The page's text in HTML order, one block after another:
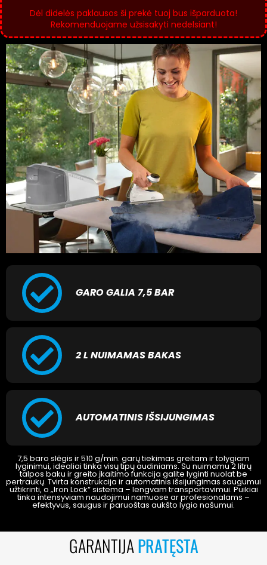
Dėl didelės paklausos ši prekė tuoj bus išparduota!
Rekomenduojame užsisakyti nedelsiant!
GARO GALIA 7,5 BAR
2 L NUIMAMAS BAKAS
AUTOMATINIS IŠSIJUNGIMAS
7,5 baro slėgis ir 510 g/min. garų tiekimas greitam ir tolygiam
lyginimui, idealiai tinka visų tipų audiniams. Su nuimamu 2 litrų
talpos baku ir greito įkaitimo funkcija galite lyginti nuolat be
pertraukų. Tvirta konstrukcija ir automatinis išsijungimas saugumui
užtikrinti, o „Iron Lock“ sistema – lengvam transportavimui. Puikiai
tinka intensyviam naudojimui namuose ar profesionalams –
efektyvus, saugus ir paruoštas aukšto lygio našumui.
GARANTIJAPRATĘSTA